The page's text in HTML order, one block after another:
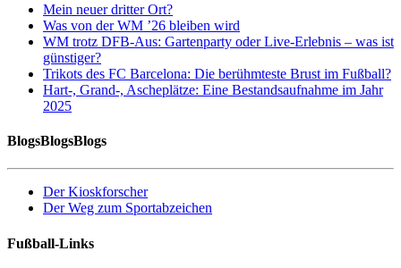
Mein neuer dritter Ort?
Was von der WM ’26 bleiben wird
WM trotz DFB-Aus: Gartenparty oder Live-Erlebnis – was ist
günstiger?
Trikots des FC Barcelona: Die berühmteste Brust im Fußball?
Hart-, Grand-, Ascheplätze: Eine Bestandsaufnahme im Jahr
2025
BlogsBlogsBlogs
Der Kioskforscher
Der Weg zum Sportabzeichen
Fußball-Links